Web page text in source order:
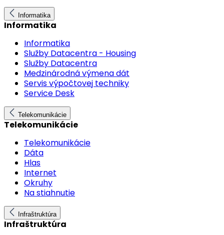
Informatika
Informatika
Informatika
Služby Datacentra - Housing
Služby Datacentra
Medzinárodná výmena dát
Servis výpočtovej techniky
Service Desk
Telekomunikácie
Telekomunikácie
Telekomunikácie
Dáta
Hlas
Internet
Okruhy
Na stiahnutie
Infraštruktúra
Infraštruktúra